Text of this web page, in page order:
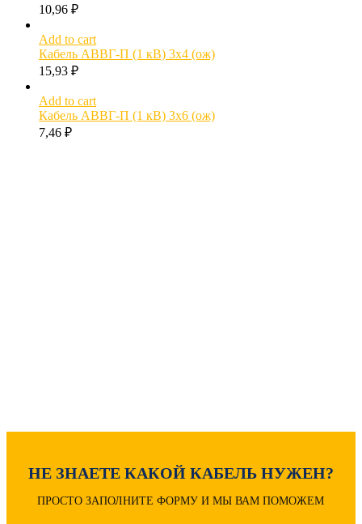
10,96 ₽
Add to cart
Кабель АВВГ-П (1 кВ) 3х4 (ож)
15,93 ₽
Add to cart
Кабель АВВГ-П (1 кВ) 3х6 (ож)
7,46 ₽
НЕ ЗНАЕТЕ КАКОЙ КАБЕЛЬ НУЖЕН?
ПРОСТО ЗАПОЛНИТЕ ФОРМУ И МЫ ВАМ ПОМОЖЕМ